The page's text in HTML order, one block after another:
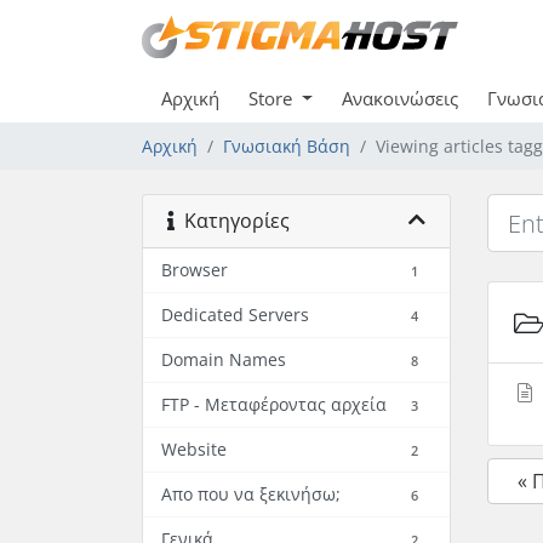
Αρχική Store Ανακοινώσεις
Αρχική Γνωσιακή Βάση Viewing articles
Κατηγορίες
Browser 1
Dedicated Servers 4
Domain Names 8
FTP - Μεταφέροντας αρχεία 3
Website 2
Απο που να ξεκινήσω; 6
«